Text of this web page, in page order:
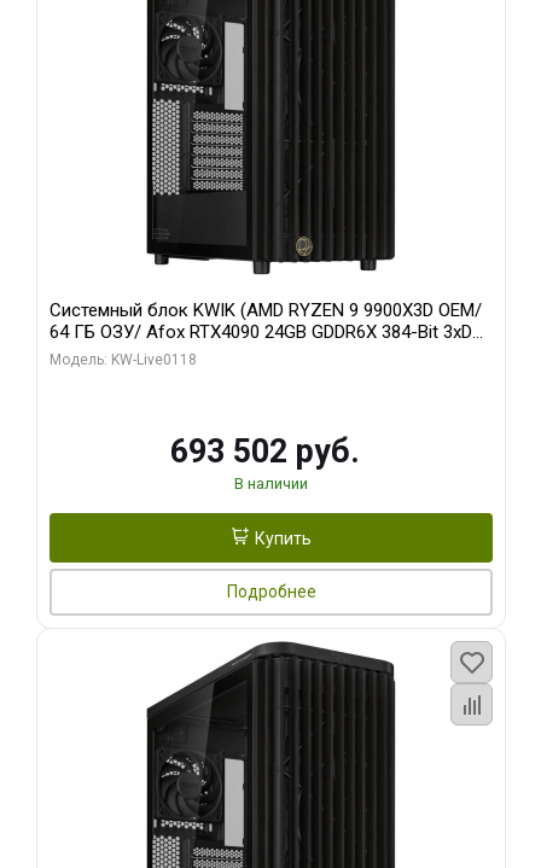
Системный блок KWIK (AMD RYZEN 9 9900X3D OEM/
64 ГБ ОЗУ/ Afox RTX4090 24GB GDDR6X 384-Bit 3xDP
HDMI ATX Turbo/ 960 ГБ SSD)
Модель: KW-Live0118
693 502 руб.
В наличии
Купить
Подробнее